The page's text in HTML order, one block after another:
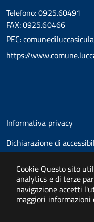
Cookie Questo sito
analytics e di terze
navigazione accetti
maggiori informazioni
Telefono: 0925.60491
FAX: 0925.60466
PEC:
https://
Informativa privacy
Dichiarazione di